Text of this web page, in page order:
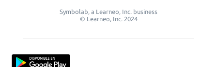
Symbolab, a Learneo, Inc. business
© Learneo, Inc. 2024